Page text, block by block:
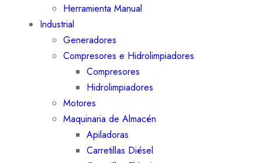
Herramienta Manual
Industrial
Generadores
Compresores e Hidrolimpiadores
Compresores
Hidrolimpiadores
Motores
Maquinaria de Almacén
Apiladoras
Carretillas Diésel